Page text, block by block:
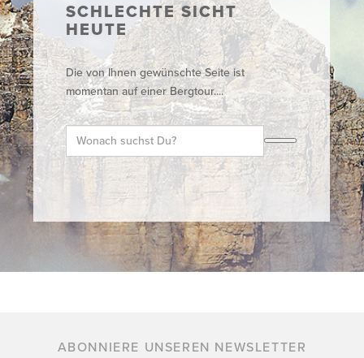
SCHLECHTE SICHT
HEUTE
Die von Ihnen gewünschte Seite ist
momentan auf einer Bergtour....
ABONNIERE UNSEREN NEWSLETTER